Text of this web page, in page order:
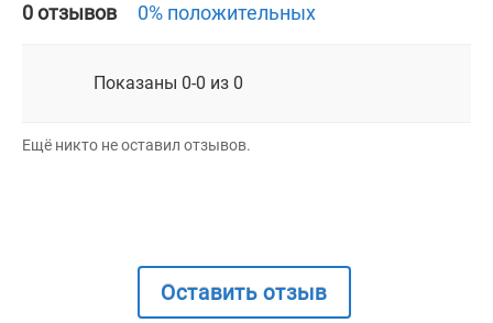
0 отзывов 0% положительных
Показаны 0-0 из 0
Ещё никто не оставил отзывов.
Оставить отзыв